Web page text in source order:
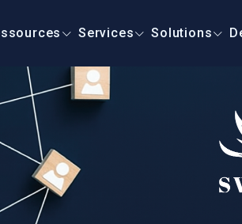
Services Solutions